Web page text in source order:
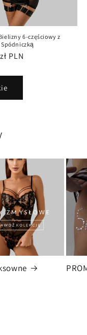
6-częściowy z
Spódniczką
PLN